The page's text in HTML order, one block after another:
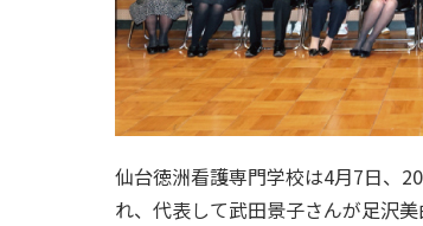
仙台徳洲看護専門学校は4月7日、
れ、代表して武田景子さんが足沢